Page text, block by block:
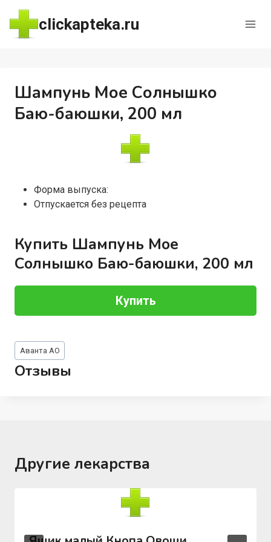
Перейти
содержимому
clickapteka.ru
Шампунь Мое Солнышко
Баю-баюшки, 200 мл
Форма выпуска:
Отпускается без рецепта
Купить Шампунь Мое
Солнышко Баю-баюшки, 200 мл
Купить
Метки
записи:
Аванта АО
Отзывы
Другие лекарства